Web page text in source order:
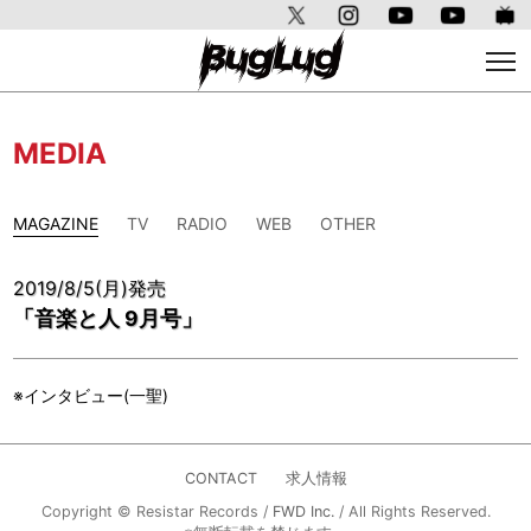
MEDIA
MAGAZINE TV RADIO WEB OTHER
2019/8/5(月)発売
「音楽と人 9月号」
※インタビュー(一聖)
CONTACT
求人情報
Copyright © Resistar Records / FWD Inc./ All Rights Reserved.